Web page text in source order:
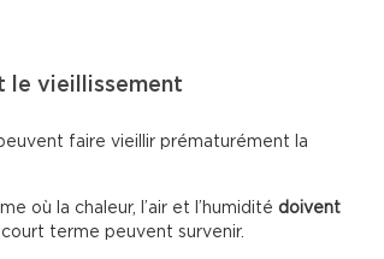
le vieillissement
faire vieillir prématurément la
où la chaleur, l’air et l’humidité doivent
terme peuvent survenir.